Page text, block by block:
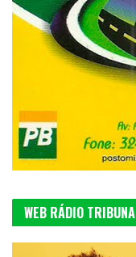
WEB RÁDIO TRIBUNA